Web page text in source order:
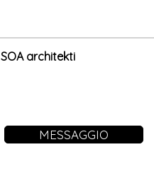
SOA architekti
MESSAGGIO